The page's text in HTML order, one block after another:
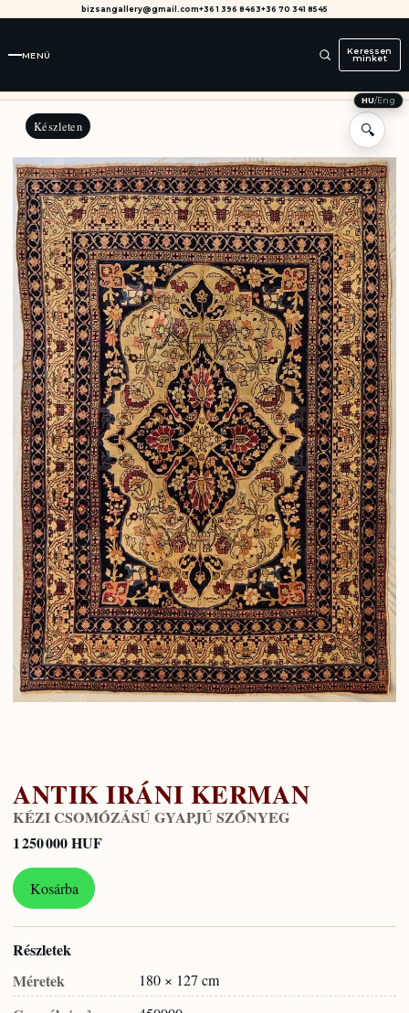
bizsangallery@gmail.com+36 1 396 8463+36 70 341 8545
MENÜ Keressen
minket
HU/Eng
Készleten 🔍
ANTIK IRÁNI KERMAN
KÉZI CSOMÓZÁSÚ GYAPJÚ SZŐNYEG
1 250 000 HUF
Kosárba
Részletek
Méretek
180 × 127 cm